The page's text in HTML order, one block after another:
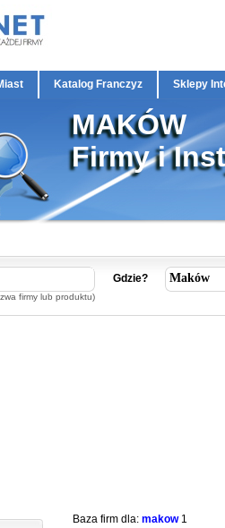
Katalog Franczyz Sklepy
MAKÓW
Firmy i
firmy lub produktu)
Gdzie?
Baza firm dla: makow 1